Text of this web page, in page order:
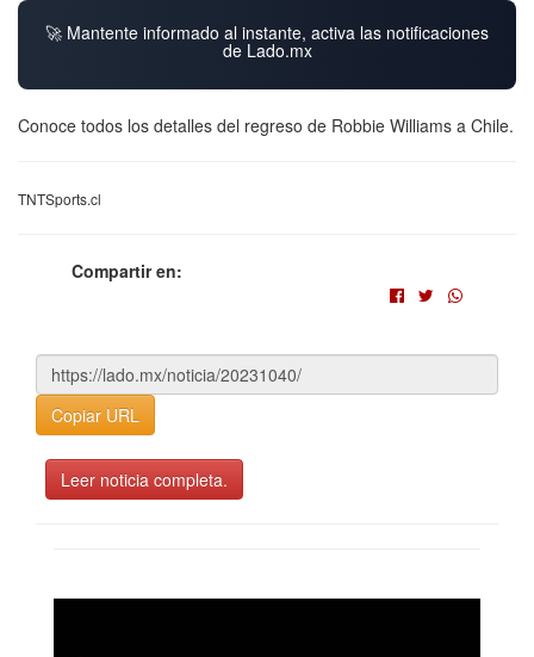
🚀 Mantente informado al instante, activa las notificaciones
de Lado.mx
Conoce todos los detalles del regreso de Robbie Williams a Chile.
TNTSports.cl
Compartir en:
Copiar URL
Leer noticia completa.